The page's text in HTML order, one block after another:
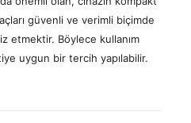
güvenli ve verimli biçimde
etmektir. Böylece kullanım
uygun bir tercih yapılabilir.